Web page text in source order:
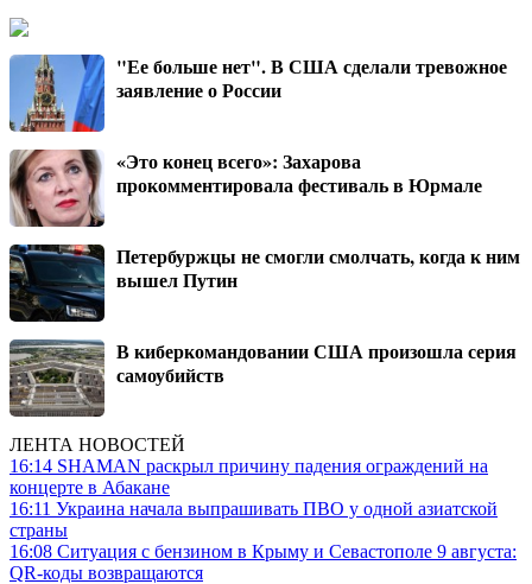
"Ее больше нет". В США сделали тревожное
заявление о России
«Это конец всего»: Захарова
прокомментировала фестиваль в Юрмале
Петербуржцы не смогли смолчать, когда к ним
вышел Путин
В киберкомандовании США произошла серия
самоубийств
ЛЕНТА НОВОСТЕЙ
16:14 SHAMAN раскрыл причину падения ограждений на
концерте в Абакане
16:11 Украина начала выпрашивать ПВО у одной азиатской
страны
16:08 Ситуация с бензином в Крыму и Севастополе 9 августа:
QR-коды возвращаются